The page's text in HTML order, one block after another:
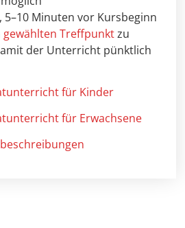
5–10 Minuten vor Kursbeginn
gewählten Treffpunktzu
der Unterricht pünktlich
für Kinder
für Erwachsene